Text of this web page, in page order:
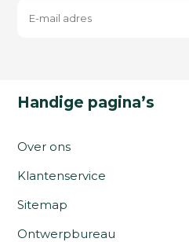
Handige pagina’s
Over ons
Klantenservice
Sitemap
Ontwerpbureau